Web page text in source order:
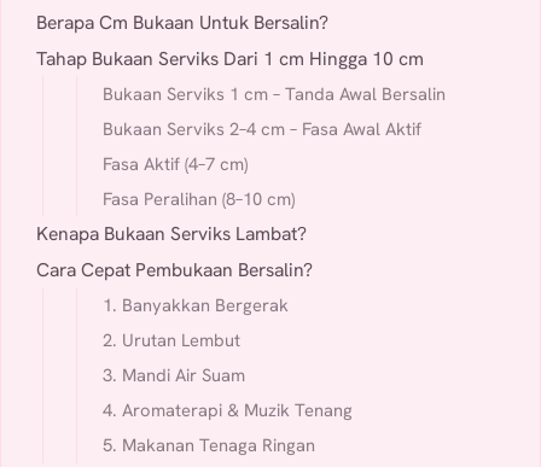
Berapa Cm Bukaan Untuk Bersalin?
Tahap Bukaan Serviks Dari 1 cm Hingga 10 cm
Bukaan Serviks 1 cm – Tanda Awal Bersalin
Bukaan Serviks 2–4 cm – Fasa Awal Aktif
Fasa Aktif (4–7 cm)
Fasa Peralihan (8–10 cm)
Kenapa Bukaan Serviks Lambat?
Cara Cepat Pembukaan Bersalin?
1. Banyakkan Bergerak
2. Urutan Lembut
3. Mandi Air Suam
4. Aromaterapi & Muzik Tenang
5. Makanan Tenaga Ringan